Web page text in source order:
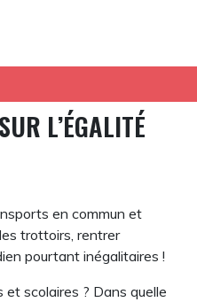
L’ÉGALITÉ
en commun et
trottoirs, rentrer
pourtant inégalitaires !
scolaires ? Dans quelle